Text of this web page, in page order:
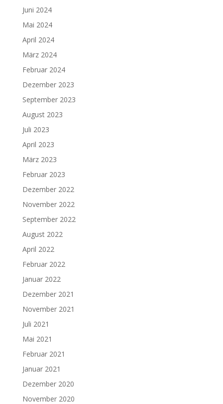
Juni 2024
Mai 2024
April 2024
März 2024
Februar 2024
Dezember 2023
September 2023
August 2023
Juli 2023
April 2023
März 2023
Februar 2023
Dezember 2022
November 2022
September 2022
August 2022
April 2022
Februar 2022
Januar 2022
Dezember 2021
November 2021
Juli 2021
Mai 2021
Februar 2021
Januar 2021
Dezember 2020
November 2020